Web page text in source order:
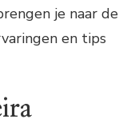
je naar de
en tips